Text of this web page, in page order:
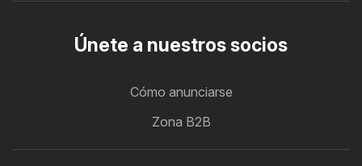
Únete a nuestros socios
Cómo anunciarse
Zona B2B